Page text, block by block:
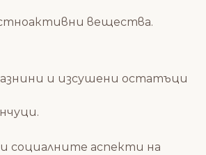
вещества.
и изсушени остатъци
социалните аспекти на